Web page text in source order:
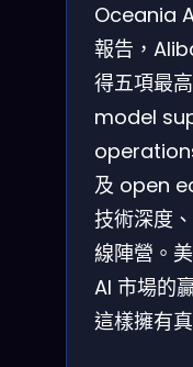
Oceania
報告，
得五項最
model
及 open
技術深度
線陣營。
AI 市場的
這樣擁有